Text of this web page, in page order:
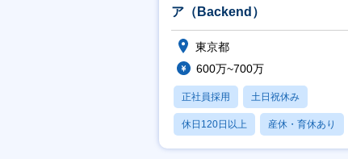
ア（Backend）
東京都
600万~700万
正社員採用 土日祝休み
休日120日以上 産休・育休あり
賞与あり